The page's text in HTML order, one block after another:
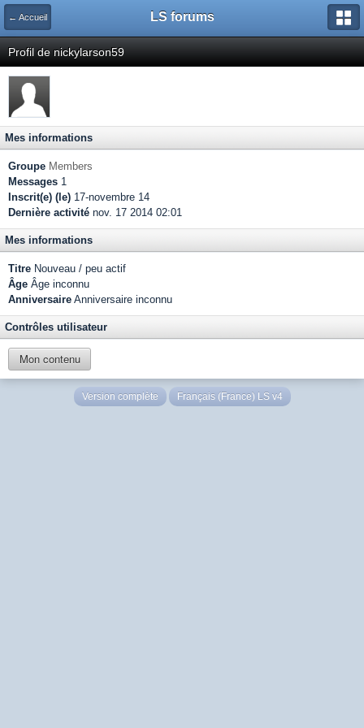
← Accueil LS forums
Profil de nickylarson59
Mes informations
Groupe Members
Messages 1
Inscrit(e) (le) 17-novembre 14
Dernière activité nov. 17 2014 02:01
Mes informations
Titre Nouveau / peu actif
Âge Âge inconnu
Anniversaire Anniversaire inconnu
Contrôles utilisateur
Mon contenu
Version complète Français (France) LS v4